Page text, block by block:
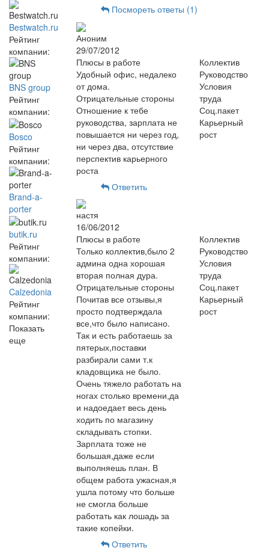
Bestwatch.ru
Рейтинг
компании:
BNS group
Рейтинг
компании:
Bosco
Рейтинг
компании:
Brand-a-
porter
butik.ru
Рейтинг
компании:
Calzedonia
Рейтинг
компании:
Показать
еще
Посмореть ответы (1)
Аноним
29/07/2012
Плюсы в работе
Удобный офис, недалеко
от дома.
Отрицательные стороны
Отношение к тебе
руководства, зарплата не
повышается ни через год,
ни через два, отсутствие
перспектив карьерного
роста
Коллектив
Руководство
Условия
труда
Соц.пакет
Карьерный
рост
Ответить
настя
16/06/2012
Плюсы в работе
Только коллектив,было 2
админа одна хорошая
вторая полная дура.
Отрицательные стороны
Почитав все отзывы,я
просто подтверждала
все,что было написано.
Так и есть работаешь за
пятерых,поставки
разбирали сами т.к
кладовщика не было.
Очень тяжело работать на
ногах столько времени,да
и надоедает весь день
ходить по магазину
складывать стопки.
Зарплата тоже не
большая,даже если
выполняешь план. В
общем работа ужасная,я
ушла потому что больше
не смогла больше
работать как лошадь за
такие копейки.
Коллектив
Руководство
Условия
труда
Соц.пакет
Карьерный
рост
Ответить